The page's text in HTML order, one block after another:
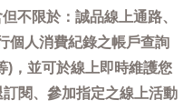
不限於：誠品線上通路、
個人消費紀錄之帳戶查詢
)，並可於線上即時維護您
閱、參加指定之線上活動